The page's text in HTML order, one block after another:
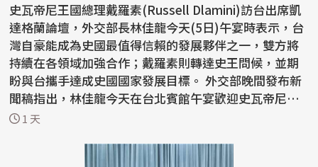
史瓦帝尼王國總理戴羅素(Russell Dlamini)訪台出席凱
達格蘭論壇，外交部長林佳龍今天(5日)午宴時表示，台
灣自豪能成為史國最值得信賴的發展夥伴之一，雙方將
持續在各領域加強合作；戴羅素則轉達史王問候，並期
盼與台攜手達成史國國家發展目標。 外交部晚間發布新
聞稿指出，林佳龍今天在台北賓館午宴歡迎史瓦帝尼王
國...1 天